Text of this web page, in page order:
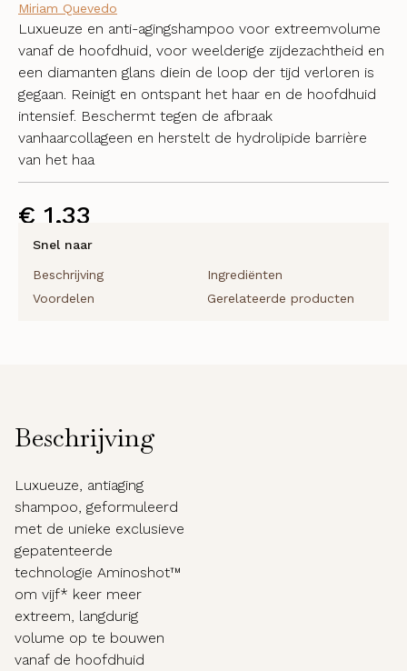
€ 1,33
Snel naar
Beschrijving
Ingrediënten
Voordelen
Gerelateerde producten
Luxueuze en anti-agingshampoo voor extreemvolume
vanaf de hoofdhuid, voor weelderige zijdezachtheid en
een diamanten glans diein de loop der tijd verloren is
gegaan. Reinigt en ontspant het haar en de hoofdhuid
intensief. Beschermt tegen de afbraak
vanhaarcollageen en herstelt de hydrolipide barrière
van het haa
Miriam Quevedo
Beschrijving
Luxueuze, antiaging
shampoo, geformuleerd
met de unieke exclusieve
gepatenteerde
technologie Aminoshot™
om vijf* keer meer
extreem, langdurig
volume op te bouwen
vanaf de hoofdhuid